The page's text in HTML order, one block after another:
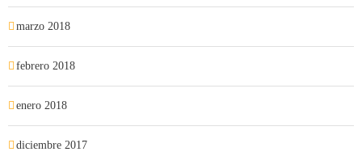
marzo 2018
febrero 2018
enero 2018
diciembre 2017